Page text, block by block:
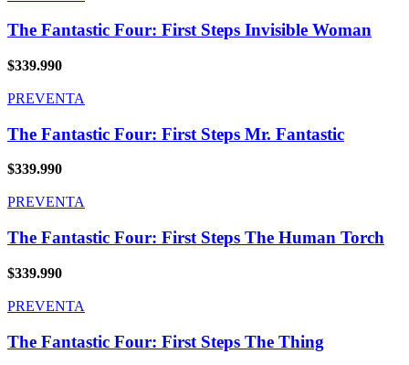
The Fantastic Four: First Steps Invisible Woman
$339.990
PREVENTA
The Fantastic Four: First Steps Mr. Fantastic
$339.990
PREVENTA
The Fantastic Four: First Steps The Human Torch
$339.990
PREVENTA
The Fantastic Four: First Steps The Thing